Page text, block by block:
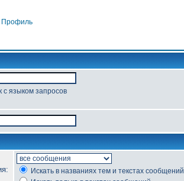
Профиль
с языком запросов
Искать в названиях тем и текстах сообщений